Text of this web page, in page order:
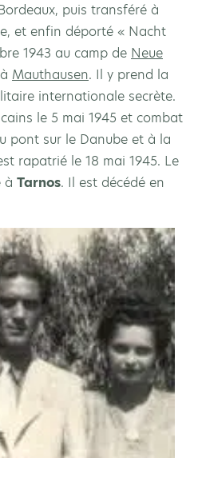
puis transféré à
et enfin déporté « Nacht
1943 au camp de Neue
Mauthausen. Il y prend la
internationale secrète.
le 5 mai 1945 et combat
pont sur le Danube et à la
rapatrié le 18 mai 1945. Le
à Tarnos. Il est décédé en